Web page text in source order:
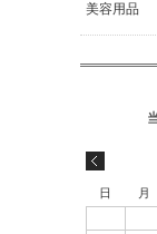
美容用品
日 月